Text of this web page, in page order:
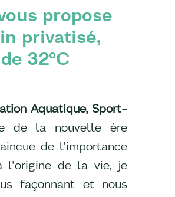
propose
privatisé,
32°C
Aquatique, Sport-
de la nouvelle ère
de l'importance
l'origine de la vie, je
façonnant et nous